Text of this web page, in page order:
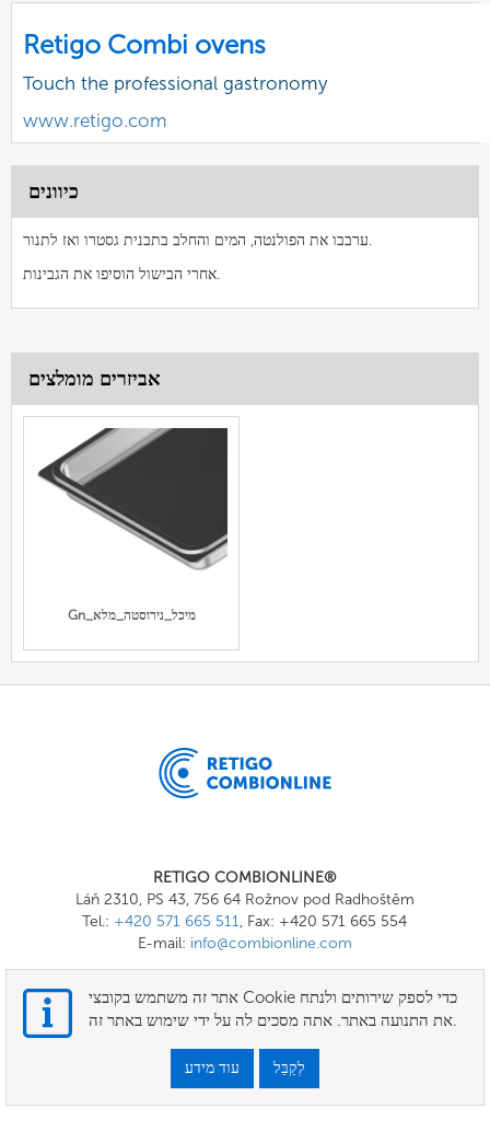
Retigo Combi ovens
Touch the professional gastronomy
www.retigo.com
כיוונים
ערבבו את הפולנטה, המים והחלב בתבנית גסטרו ואז לתנור.
אחרי הבישול הוסיפו את הגבינות.
אביזרים מומלצים
Gn_מיכל_נירוסטה_מלא
RETIGO COMBIONLINE®
Láň 2310, PS 43, 756 64 Rožnov pod Radhoštěm
Tel.: +420 571 665 511, Fax: +420 571 665 554
E-mail: info@combionline.com
OnlineMenu
תנאים
אתר זה משתמש בקובצי Cookie כדי לספק שירותים ולנתח
את התנועה באתר. אתה מסכים לה על ידי שימוש באתר זה.
עוד מידע לְקַבֵּל